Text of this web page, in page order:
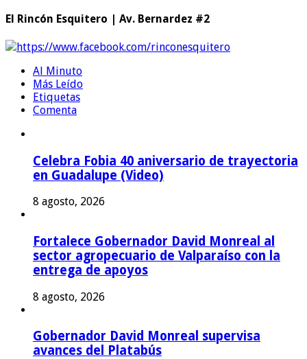
El Rincón Esquitero | Av. Bernardez #2
https://www.facebook.com/rinconesquitero
Al Minuto
Más Leído
Etiquetas
Comenta
Celebra Fobia 40 aniversario de trayectoria
en Guadalupe (Video)
8 agosto, 2026
Fortalece Gobernador David Monreal al
sector agropecuario de Valparaíso con la
entrega de apoyos
8 agosto, 2026
Gobernador David Monreal supervisa
avances del Platabús